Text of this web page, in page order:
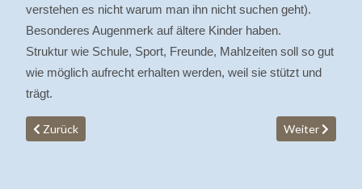
verstehen es nicht warum man ihn nicht suchen geht).
Besonderes Augenmerk auf ältere Kinder haben.
Struktur wie Schule, Sport, Freunde, Mahlzeiten soll so gut
wie möglich aufrecht erhalten werden, weil sie stützt und
trägt.
Vorheriger Beitrag: Vorbereitungskurs 2019
Zurück Nächster
Weiter